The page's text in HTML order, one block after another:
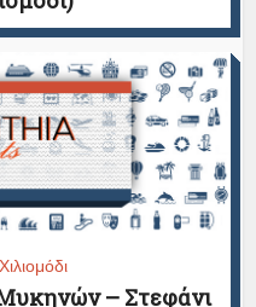
Χιλιομόδι
– Στεφάνι